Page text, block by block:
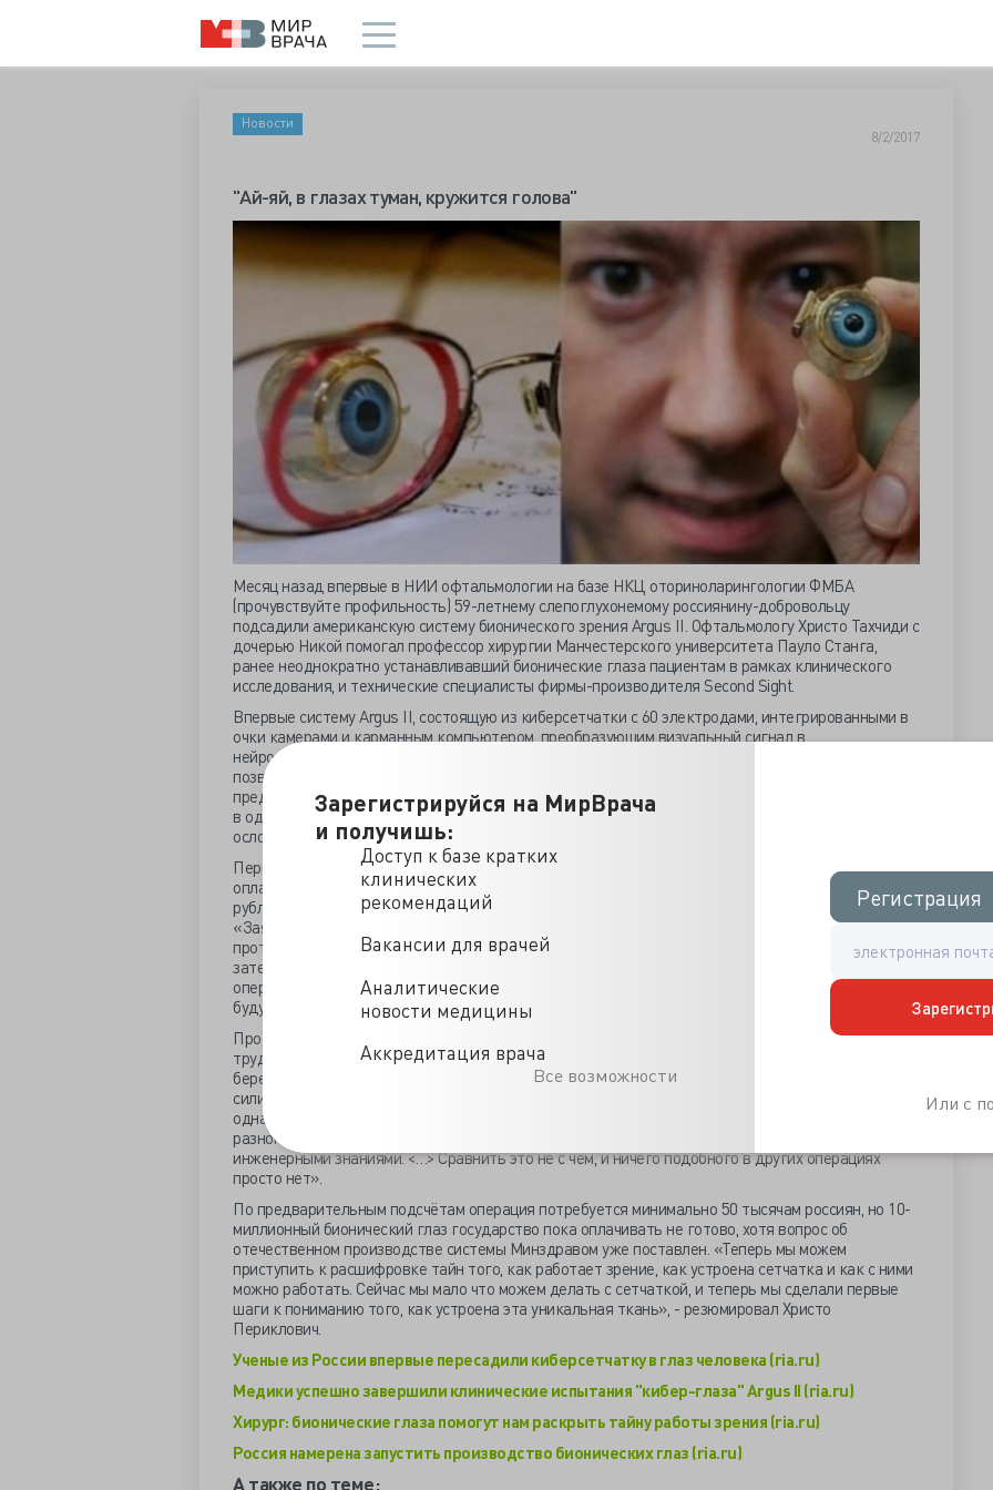
Зарегистрируйся на МирВрача
и получишь:
Доступ к базе кратких
клинических
рекомендаций
Вакансии для врачей
Аналитические
новости медицины
Аккредитация врача
Все возможности
Регистрация
Регистрация
Или с
Новости
8/2/2017
"Ай-яй, в глазах туман, кружится голова"
Месяц назад впервые в НИИ офтальмологии на базе НКЦ оториноларингологии ФМБА
(прочувствуйте профильность) 59-летнему слепоглухонемому россиянину-добровольцу
подсадили американскую систему бионического зрения Argus II. Офтальмологу Христо Тахчиди с
дочерью Никой помогал профессор хирургии Манчестерского университета Пауло Станга,
ранее неоднократно устанавливавший бионические глаза пациентам в рамках клинического
исследования, и технические специалисты фирмы-производителя Second Sight.
Впервые систему Argus II, состоящую из киберсетчатки с 60 электродами, интегрированными в
очки камерами и карманным компьютером, преобразующим визуальный сигнал в
нейроимпульсы, трансплантировали в 2009 году слепому британскому добровольцу, что
позволило ему слабое чёрно-белое зрение, различающее линии, крупные буквы и очертания
предметов. В 2012-2015 годах систему изучали на 30 слепых американцах и европейцах, только
в одном случае имплантат пришлось удалить, у остальных киберсетчатка не вызвала значимых
осложнений.
Первый российский пациент получил в своё распоряжение систему за 140 тысяч долларов,
оплаченную благотворителями, стоимость оперативного лечения не превысила 150 тысяч
рублей. Минздрав намерен продолжить, как сообщила первый замминистра Татьяна Яковлева:
«Заявка такая уже составлена на эту клиническую апробацию, обсчитаны клинические
протоколы, с которыми эти операции будут проводиться на базе центра отоларингологии. И
затем, когда подтверждение медико-экономической эффективности уже произойдет, эта
операция будет включена в перечень видов медицины высоких технологий… и эти операции
будут делаться за счёт государства нашим пациентам».
Профессор Тахчиди рассказал: «<…> главными особенностями этой операции были её огромная
трудоёмкость и необычная для нас работа с имплантом, чипом и электроникой, требующими
бережного отношения. Нам пришлось использовать специальные инструменты с латексными и
силиконовыми наконечниками, чтобы не повредить их. Безусловно, это очень сложная операция,
однако её специфика заключается не в сложности, а в двух других вещах — в её
разноплановости и в том, что она требует не только обладания хирургическими навыками, но и
инженерными знаниями. <…> Сравнить это не с чем, и ничего подобного в других операциях
просто нет».
По предварительным подсчётам операция потребуется минимально 50 тысячам россиян, но 10-
миллионный бионический глаз государство пока оплачивать не готово, хотя вопрос об
отечественном производстве системы Минздравом уже поставлен. «Теперь мы можем
приступить к расшифровке тайн того, как работает зрение, как устроена сетчатка и как с ними
можно работать. Сейчас мы мало что можем делать с сетчаткой, и теперь мы сделали первые
шаги к пониманию того, как устроена эта уникальная ткань», - резюмировал Христо
Периклович.
Ученые из России впервые пересадили киберсетчатку в глаз человека (ria.ru)
Медики успешно завершили клинические испытания "кибер-глаза" Argus II (ria.ru)
Хирург: бионические глаза помогут нам раскрыть тайну работы зрения (ria.ru)
Россия намерена запустить производство бионических глаз (ria.ru)
А также по теме: